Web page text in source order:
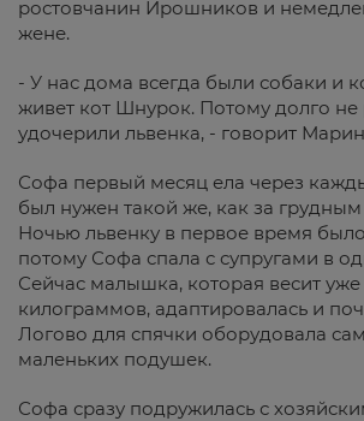
ростовчанин Ирошников и
жене.
- У нас дома всегда были собаки и
живет кот Шнурок. Потому долго
удочерили львенка, - говорит
Софа первый месяц ела через
был нужен такой же, как за
Ночью львенку в первое время
потому Софа спала с супругами в
Сейчас малышка, которая весит уже
килограммов, адаптировалась и
Логово для спячки оборудовала
маленьких подушек.
Софа сразу подружилась с